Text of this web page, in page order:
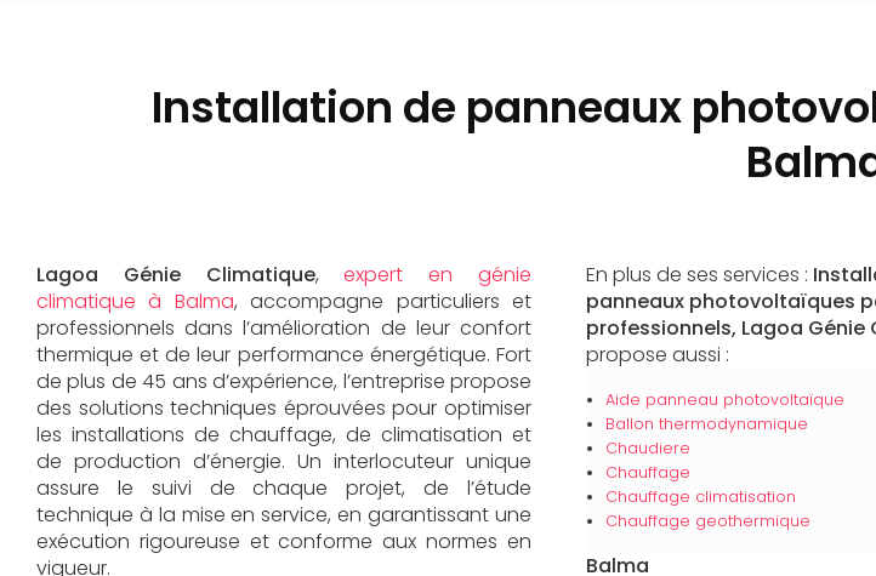
Installation de panneaux
Lagoa Génie Climatique,expert en génie
climatique à Balma, accompagne particuliers et
professionnels dans l’amélioration de leur confort
thermique et de leur performance énergétique. Fort
de plus de 45 ans d’expérience, l’entreprise propose
des solutions techniques éprouvées pour optimiser
les installations de chauffage, de climatisation et
de production d’énergie. Un interlocuteur unique
assure le suivi de chaque projet, de l’étude
technique à la mise en service, en garantissant une
exécution rigoureuse et conforme aux normes en
vigueur.
En plus de ses services :
panneaux photovoltaïques
professionnels, Lagoa Génie
propose aussi :
Aide panneau photovoltaïque
Ballon thermodynamique
Chaudiere
Chauffage
Chauffage climatisation
Chauffage geothermique
Balma